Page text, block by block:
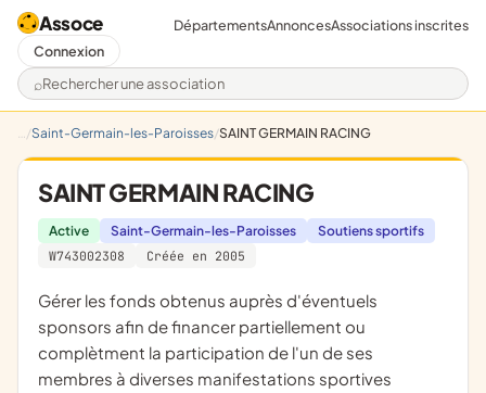
Assoce
Rechercher une association
DépartementsAnnoncesAssociations inscrites
Connexion
Saint-Germain-les-Paroisses SAINT GERMAIN RACING
SAINT GERMAIN RACING
Active Saint-Germain-les-Paroisses
Soutiens sportifs
W743002308
Créée en 2005
gérer les fonds obtenus auprès d'éventuels
sponsors afin de financer partiellement ou
complètment la participation de l'un de ses
membres à diverses manifestations sportives